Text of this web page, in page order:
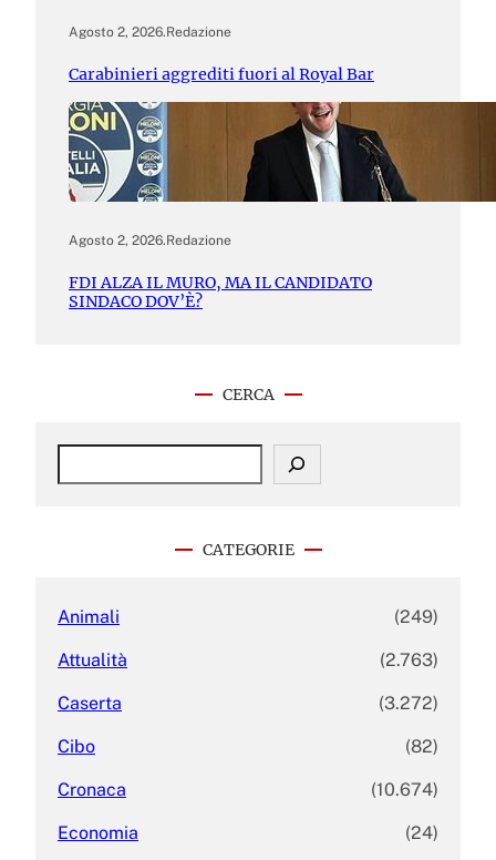
Agosto 2, 2026.Redazione
Carabinieri aggrediti fuori al Royal Bar
Agosto 2, 2026.Redazione
FDI ALZA IL MURO, MA IL CANDIDATO
SINDACO DOV’È?
CERCA
S
CATEGORIE
Animali (249)
Attualità (2.763)
Caserta (3.272)
Cibo (82)
Cronaca (10.674)
Economia (24)